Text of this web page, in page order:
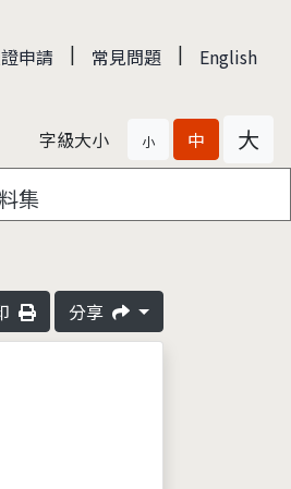
申請 | 常見問題 | English
字級大小 小 中 大
集
分享